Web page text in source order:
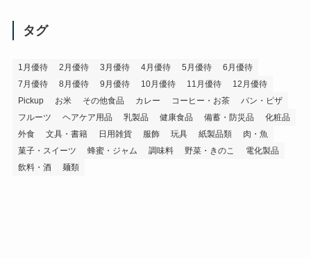
タグ
1月優待 2月優待 3月優待 4月優待 5月優待
6月優待
7月優待
8月優待 9月優待 10月優待 11月優待
12月優待
Pickup
お米 その他食品 カレー コーヒー・お茶
パン・ピザ
フルーツ
ヘアケア用品 乳製品 健康食品 備蓄・防災品
化粧品
外食
文具・書籍 日用雑貨 服飾 玩具 紙製品類
肉・魚
菓子・スイーツ
蜂蜜・ジャム 調味料 野菜・きのこ
電化製品
飲料・酒
麺類